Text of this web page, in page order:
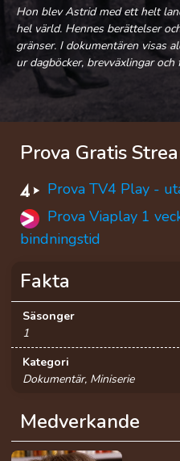
Hon blev Astrid med ett helt
hel värld. Hennes berättelser
gränser. I dokumentären visas
ur dagböcker, brevväxlingar och
Prova Gratis
Prova TV4 Play -
Prova Viaplay 1
bindningstid
Medverkande
Fakta
Säsonger
1
Kategori
Dokumentär, Miniserie